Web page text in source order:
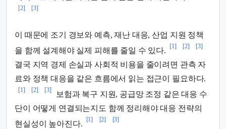
[2] [3]
이 때문에 조기 경보와 예측, 재난 대응, 산업 지원 정책
을 함께 설계해야 실제 피해를 줄일 수 있다.
[1] [2] [3]
결국 지역 경제 손실과 사회적 비용을 줄이려면 관측 자
료와 정책 대응을 같은 흐름에서 읽는 접근이 필요하다.
[1] [2] [3]
보험과 복구 지원, 공급망 조정 같은 대응 수
단이 어떻게 연결되는지도 함께 정리해야 대응 전략의
현실성이 높아진다.
[1] [2] [3]